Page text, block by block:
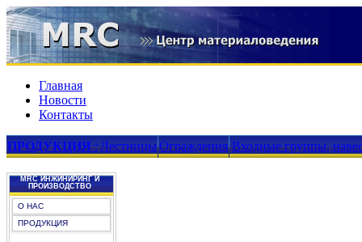
Главная
Новости
Контакты
ПРОДУКЦИЯ:ЛестницыОграждения Входные группы,
MRC ИНЖИНИРИНГ И
ПРОИЗВОДСТВО
О НАС
ПРОДУКЦИЯ